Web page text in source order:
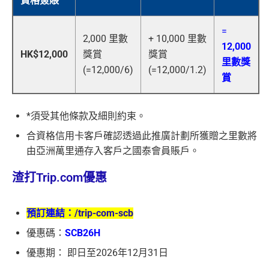
HK$12,000
2,000 里數
獎賞
(=12,000/6)
+ 10,000 里數
獎賞
(=12,000/1.2)
=
12,000
里數獎
賞
*須受其他條款及細則約束。
合資格信用卡客戶確認透過此推廣計劃所獲贈之里數將
由亞洲萬里通存入客戶之國泰會員賬戶。
渣打Trip.com優惠
預訂連結： /trip-com-scb
優惠碼： SCB26H
優惠期： 即日至2026年12月31日